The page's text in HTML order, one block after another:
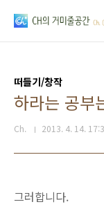
떠들기/창작
하라는 공부
Ch. 2013. 4. 14.
그러합니다.